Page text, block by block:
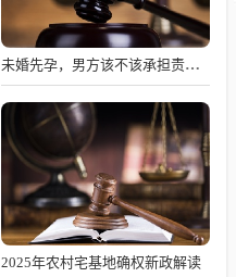
未婚先孕，男方该不该承担责任？
2025年农村宅基地确权新政解读